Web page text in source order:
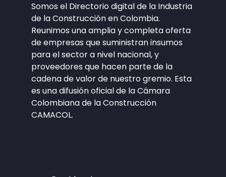
Somos el Directorio digital de la Industria
de la Construcción en Colombia.
Reunimos una amplia y completa oferta
de empresas que suministran insumos
para el sector a nivel nacional, y
proveedores que hacen parte de la
cadena de valor de nuestro gremio. Esta
es una difusión oficial de la Cámara
Colombiana de la Construcción
CAMACOL.